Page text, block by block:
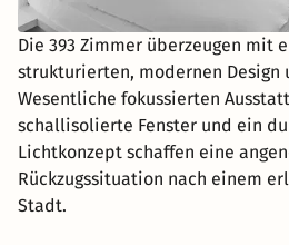
Die 393 Zimmer überzeugen mit
strukturierten, modernen Design
Wesentliche fokussierten
schallisolierte Fenster und ein
Lichtkonzept schaffen eine
Rückzugssituation nach einem
Stadt.